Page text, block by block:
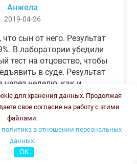
Анжела
2019-04-26
сын от него. Результат
В лаборатории убедили
тест на отцовство, чтобы
в суде. Результат
через неделю, как и
муж бегает и извиняется.
для хранения данных. Продолжая
свое согласие на работу с этими
файлами.
политика в отношении персональных
данных.
OK